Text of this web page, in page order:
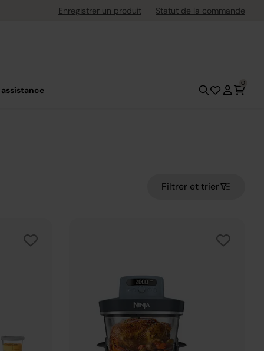
dès 40 € d'achatEnregistrer un produit Statut de la commande
0
Filtrer et trier